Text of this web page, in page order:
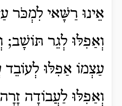
אֵינוּ רַשָּׁאי לִמְכֹּר
וְאַפִלּוּ לְגֵר תּוֹשָׁב;
עַצְמוֹ אַפִלּוּ לְעוֹבֵד
וְאַפִלּוּ לַעֲבוֹדָה